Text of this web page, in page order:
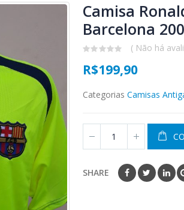
Camisa
Barcelona
out
of
( Não há
R$199,90
Categorias Camisas
SHARE